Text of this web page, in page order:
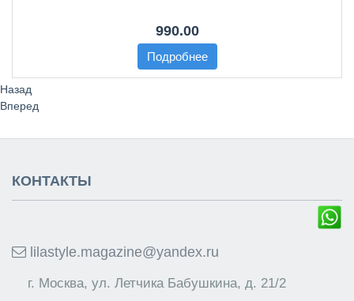
990.00
Подробнее
Назад
Вперед
КОНТАКТЫ
lilastyle.magazine@yandex.ru
г. Москва, ул. Летчика Бабушкина, д. 21/2